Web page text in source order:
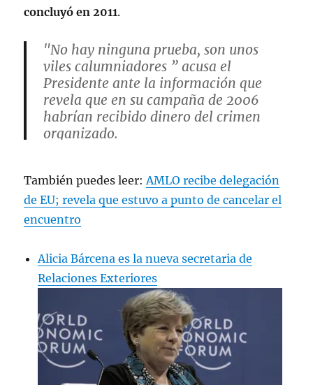
concluyó en 2011.
"No hay ninguna prueba, son unos
viles calumniadores ” acusa el
Presidente ante la información que
revela que en su campaña de 2006
habrían recibido dinero del crimen
organizado.
— Azucena Uresti (@azucenau)
January 31, 2024
También puedes leer: AMLO recibe delegación
de EU; revela que estuvo a punto de cancelar el
encuentro
Alicia Bárcena es la nueva secretaria de
Relaciones Exteriores